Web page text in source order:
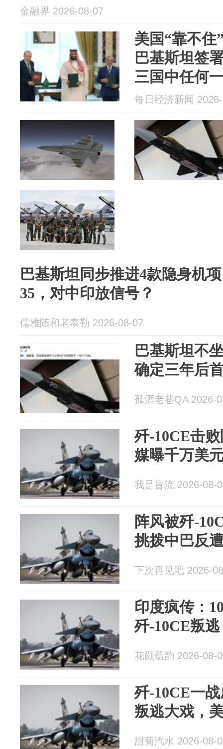
金融界 2026-08-07
美国“靠不住
巴基斯坦签
三国中任何
对所有三国
每日经济新闻
巴基斯坦同步推进4款隐身机
35，对中印放信号？
儒雅随和老泰勒 2026-08-07
巴基斯坦不
确定三年后
孤酒老巷QA 2026-
歼-10CE击
媒曝千万美
我是盲流 2026-08-
阵风被歼-
挑拨中巴反
下次再见吧 2026-
印度疯传：
歼-10CE叛
花颜蕴韵 2026-08-
歼-10CE一
叛逃大戏，
甜菊汽水 2026-08-